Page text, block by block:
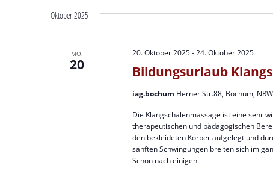
Oktober 2025
MO.
20 Bildungsurlaub
20. Oktober 2025-24. Oktober 2025
iag.bochum Herner Str.88, Bochum,
Die Klangschalenmassage ist eine sehr
therapeutischen und pädagogischen
den bekleideten Körper aufgelegt und
sanften Schwingungen breiten sich im
Schon nach einigen